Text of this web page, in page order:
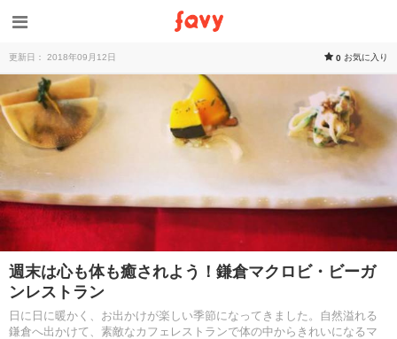
更新日： 2018年09月12日 0 お気に入り
週末は心も体も癒されよう！鎌倉マクロビ・ビーガ
ンレストラン
日に日に暖かく、お出かけが楽しい季節になってきました。自然溢れる
鎌倉へ出かけて、素敵なカフェレストランで体の中からきれいになるマ